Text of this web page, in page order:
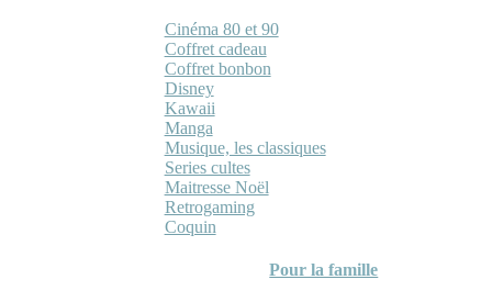
Cinéma 80 et 90
Coffret cadeau
Coffret bonbon
Disney
Kawaii
Manga
Musique, les classiques
Series cultes
Maitresse Noël
Retrogaming
Coquin
Pour la famille